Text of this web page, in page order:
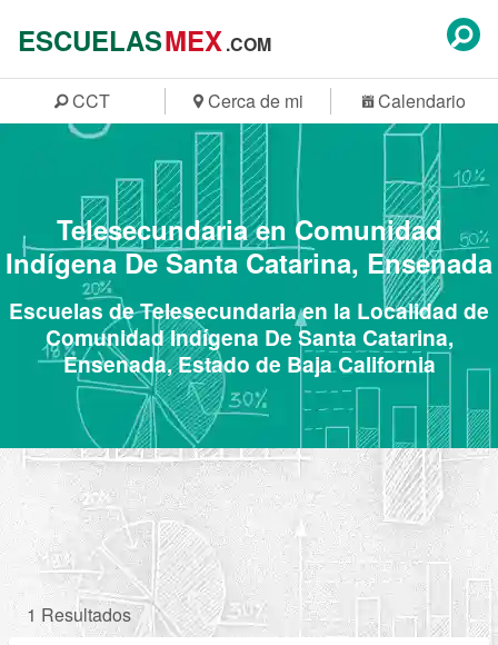
ESCUELASMEX.COM
CCT Cerca de mi Calendario
Telesecundaria en Comunidad
Indígena De Santa Catarina, Ensenada
Escuelas de Telesecundaria en la Localidad de
Comunidad Indígena De Santa Catarina,
Ensenada, Estado de Baja California
1 Resultados